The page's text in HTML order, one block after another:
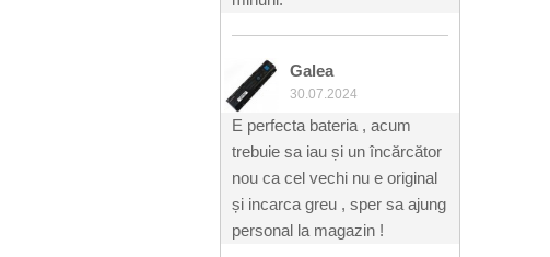
Galea
30.07.2024
E perfecta bateria , acum
trebuie sa iau și un încărcător
nou ca cel vechi nu e original
și incarca greu , sper sa ajung
personal la magazin !